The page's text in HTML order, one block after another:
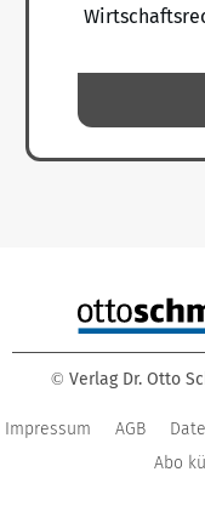
© Verlag Dr. Otto
Impressum AGB
Abo